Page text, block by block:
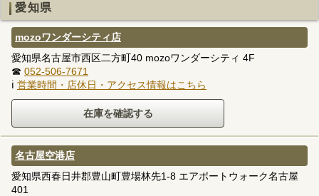
愛知県
mozoワンダーシティ店
愛知県名古屋市西区二方町40 mozoワンダーシティ 4F
☎ 052-506-7671
ℹ 営業時間・店休日・アクセス情報はこちら
名古屋空港店
愛知県西春日井郡豊山町豊場林先1-8 エアポートウォーク名古屋
401